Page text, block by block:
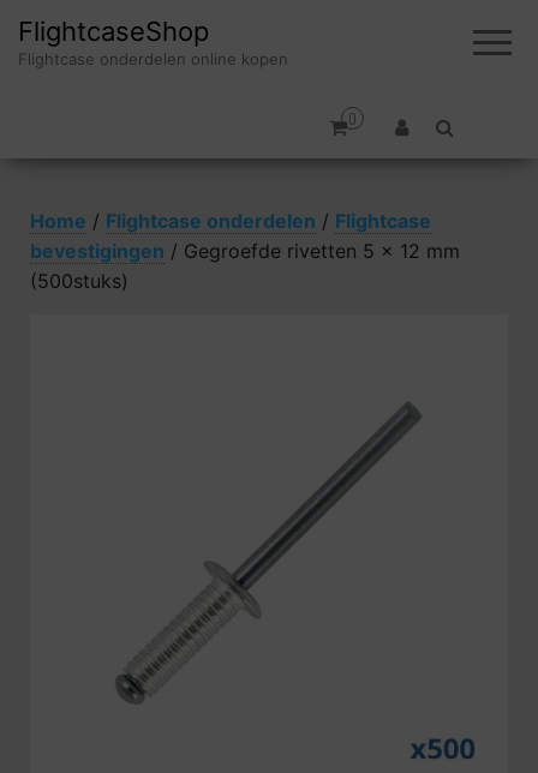
FlightcaseShop
Flightcase onderdelen online kopen
0
Home / Flightcase onderdelen / Flightcase
bevestigingen / Gegroefde rivetten 5 x 12 mm
(500stuks)